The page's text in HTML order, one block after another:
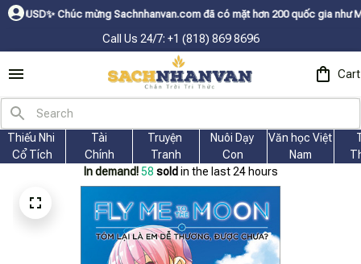
Chúc mừng Sachnhanvan.com đã có mặt hơn 200 quốc gia như Mỹ,
Call Us 24/7: +1 (818) 869 8696
Cart
Thiếu Nhi
Cổ Tích
Tài
Chính
Truyện
Tranh
Nuôi Dạy
Con
Văn học Việt
Nam
In demand! 58 sold in the last 24 hours